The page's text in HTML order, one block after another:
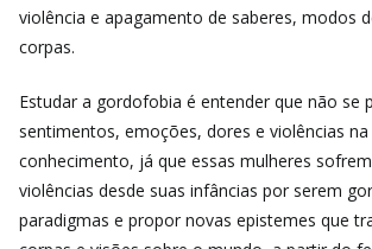
violência e apagamento de saberes, modos
corpas.
Estudar a gordofobia é entender que não se
sentimentos, emoções, dores e violências
conhecimento, já que essas mulheres
violências desde suas infâncias por serem
paradigmas e propor novas epistemes que